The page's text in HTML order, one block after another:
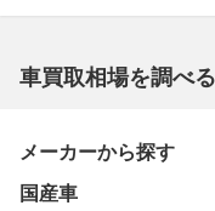
車買取相場を調べる
メーカーから探す
国産車